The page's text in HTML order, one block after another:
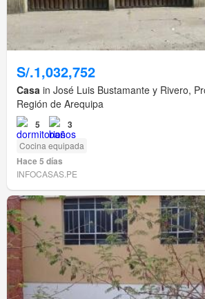
S/.1,032,752
Casa in José Luis Bustamante y Rivero,
Región de Arequipa
5 3
Cocina equipada
Hace 5 días
INFOCASAS.PE